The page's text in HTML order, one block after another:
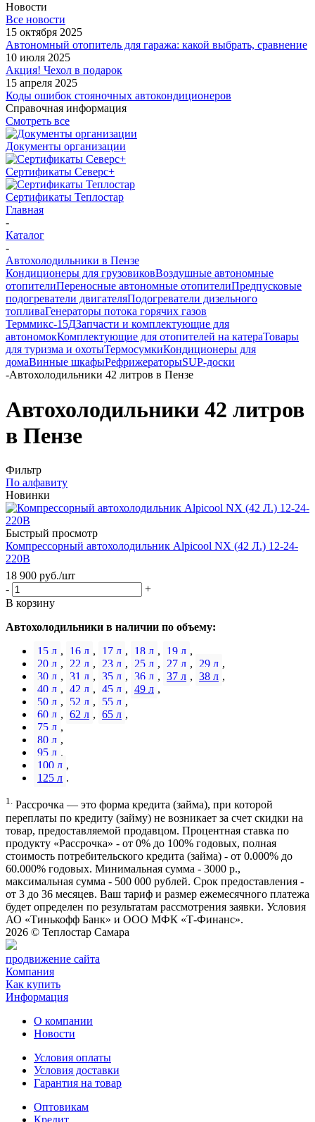
Новости
Все новости
15 октября 2025
Автономный отопитель для гаража: какой выбрать, сравнение
10 июля 2025
Акция! Чехол в подарок
15 апреля 2025
Коды ошибок стояночных автокондиционеров
Справочная информация
Смотреть все
Документы организации
Сертификаты Северс+
Сертификаты Теплостар
Главная
-
Каталог
-
Автохолодильники в Пензе
Кондиционеры для грузовиковВоздушные автономные
отопителиПереносные автономные отопителиПредпусковые
подогреватели двигателяПодогреватели дизельного
топливаГенераторы потока горячих газов
Терммикс-15ДЗапчасти и комплектующие для
автономокКомплектующие для отопителей на катераТовары
для туризма и охотыТермосумкиКондиционеры для
домаВинные шкафыРефрижераторыSUP-доски
-Автохолодильники 42 литров в Пензе
Автохолодильники 42 литров
в Пензе
Фильтр
По алфавиту
Новинки
Быстрый просмотр
Компрессорный автохолодильник Alpicool NX (42 Л.) 12-24-
220В
18 900 руб./шт
-
+
В корзину
Автохолодильники в наличии по объему:
15 л , 16 л , 17 л , 18 л , 19 л ,
20 л , 22 л , 23 л , 25 л , 27 л , 29 л ,
30 л , 31 л , 35 л , 36 л , 37 л , 38 л ,
40 л , 42 л , 45 л , 49 л ,
50 л , 52 л , 55 л ,
60 л , 62 л , 65 л ,
75 л ,
80 л ,
95 л ,
100 л ,
125 л .
1. Рассрочка — это форма кредита (займа), при которой
переплаты по кредиту (займу) не возникает за счет скидки на
товар, предоставляемой продавцом. Процентная ставка по
продукту «Рассрочка» - от 0% до 100% годовых, полная
стоимость потребительского кредита (займа) - от 0.000% до
60.000% годовых. Минимальная сумма - 3000 р.,
максимальная сумма - 500 000 рублей. Срок предоставления -
от 3 до 36 месяцев. Ваш тариф и размер ежемесячного платежа
будет определен по результатам рассмотрения заявки. Условия
АО «Тинькофф Банк» и ООО МФК «Т-Финанс».
2026 © Теплостар Самара
продвижение сайта
Компания
Как купить
Информация
О компании
Новости
Условия оплаты
Условия доставки
Гарантия на товар
Оптовикам
Кредит